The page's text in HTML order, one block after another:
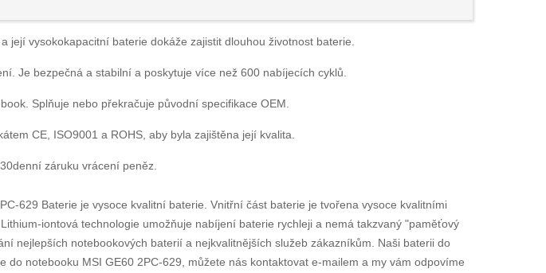
její vysokokapacitní baterie dokáže zajistit dlouhou životnost baterie.
Je bezpečná a stabilní a poskytuje více než 600 nabíjecích cyklů.
Splňuje nebo překračuje původní specifikace OEM.
CE, ISO9001 a ROHS, aby byla zajištěna její kvalita.
záruku vrácení peněz.
629 Baterie je vysoce kvalitní baterie. Vnitřní část baterie je tvořena vysoce kvalitními
iontová technologie umožňuje nabíjení baterie rychleji a nemá takzvaný "paměťový
nejlepších notebookových baterií a nejkvalitnějších služeb zákazníkům. Naši baterii do
do notebooku MSI GE60 2PC-629 , můžete nás kontaktovat e-mailem a my vám odpovíme